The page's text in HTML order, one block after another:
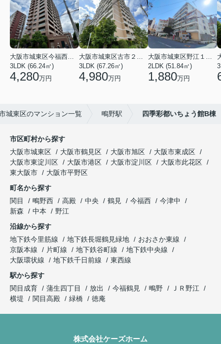
大阪市城東区今福西６丁目
3LDK (66.24㎡)
4,280万円
大阪市城東区古市２丁目
3LDK (67.26㎡)
4,980万円
大阪市城東区野江１丁目
2LDK (51.84㎡)
1,880万円
城東区のマンション一覧 鴫野駅 四季彩都いちょう館B棟
市区町村から探す
大阪市城東区
大阪市鶴見区 大阪市旭区
大阪市東成区
大阪市東淀川区
大阪市港区 大阪市淀川区
大阪市此花区
東大阪市
大阪市平野区
町名から探す
関目
鴫野西 高殿 中央 鶴見 今福西
今津中
新森
中本
野江
沿線から探す
地下鉄今里筋線
地下鉄長堀鶴見緑地
おおさか東線
京阪本線
片町線 地下鉄谷町線
地下鉄中央線
大阪環状線
地下鉄千日前線
東西線
駅から探す
関目成育
蒲生四丁目 放出 今福鶴見 鴫野
ＪＲ野江
横堤
関目高殿 緑橋 徳庵
株式会社ケーズホーム